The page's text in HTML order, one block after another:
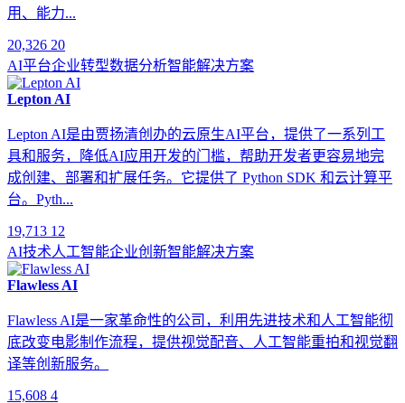
用、能力...
20,326 20
AI平台企业转型数据分析智能解决方案
Lepton AI
Lepton AI是由贾扬清创办的云原生AI平台，提供了一系列工
具和服务，降低AI应用开发的门槛，帮助开发者更容易地完
成创建、部署和扩展任务。它提供了 Python SDK 和云计算平
台。Pyth...
19,713 12
AI技术人工智能企业创新智能解决方案
Flawless AI
Flawless AI是一家革命性的公司，利用先进技术和人工智能彻
底改变电影制作流程，提供视觉配音、人工智能重拍和视觉翻
译等创新服务。
15,608 4